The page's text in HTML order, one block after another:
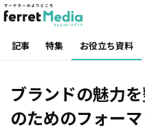
記事 特集 お役立ち資料
ブランドの魅力
のためのフォー